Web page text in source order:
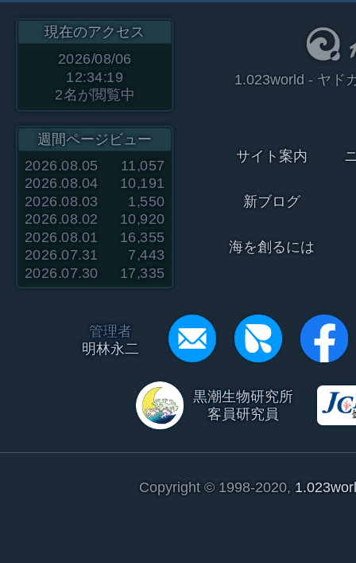
現在のアクセス
2026/08/06
12:34:19
2名が閲覧中
週間ページビュー
2026.08.05
11,057
2026.08.04
10,191
2026.08.03
1,550
2026.08.02
10,920
2026.08.01
16,355
2026.07.31
7,443
2026.07.30
17,335
1.023world - ヤド
サイト案内
新ブログ
海を創るには
管理者
明林永二
黒潮生物研究所
客員研究員
Copyright © 1998-2020,